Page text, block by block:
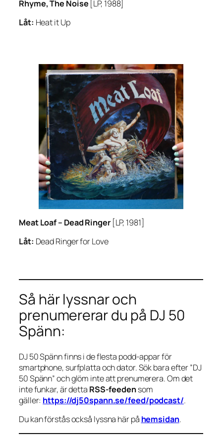
Rhyme, The Noise [LP, 1988]
Låt: Heat it Up
Meat Loaf – Dead Ringer [LP, 1981]
Låt: Dead Ringer for Love
Så här lyssnar och
prenumererar du på DJ 50
Spänn:
DJ 50 Spänn finns i de flesta podd-appar för
smartphone, surfplatta och dator. Sök bara efter ”DJ
50 Spänn” och glöm inte att prenumerera. Om det
inte funkar, är detta RSS-feedensom
gäller: https://dj50spann.se/feed/podcast/.
Du kan förstås också lyssna här på hemsidan.